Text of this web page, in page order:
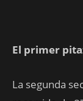
El primer
La segunda